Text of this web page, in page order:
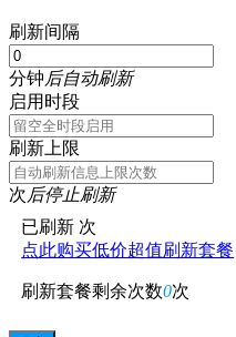
刷新间隔
分钟后自动刷新
启用时段
刷新上限
次后停止刷新
已刷新 次
点此购买低价超值刷新套餐
刷新套餐剩余次数0次